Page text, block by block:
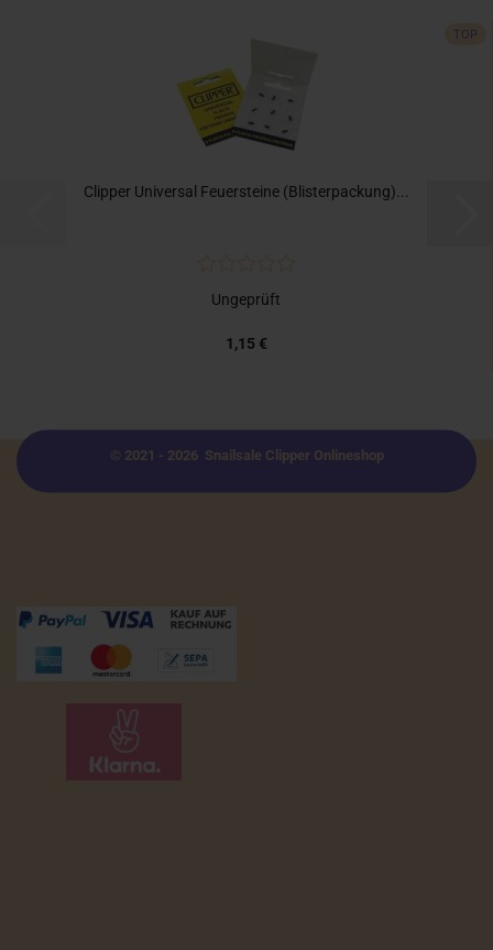
TOP
Clipper Universal Feuersteine (Blisterpackung)...
Ungeprüft
1,15 €
© 2021 - 2026 Snailsale Clipper Onlineshop